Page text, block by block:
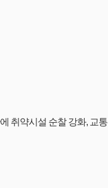
취약시설 순찰 강화, 교